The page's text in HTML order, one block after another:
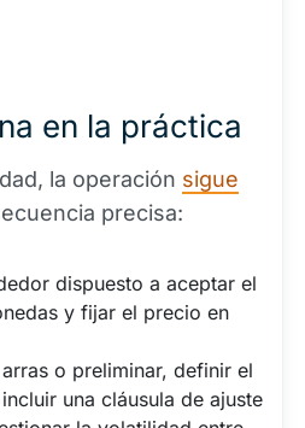
en la práctica
la operación sigue
precisa:
dispuesto a aceptar el
y fijar el precio en
o preliminar, definir el
una cláusula de ajuste